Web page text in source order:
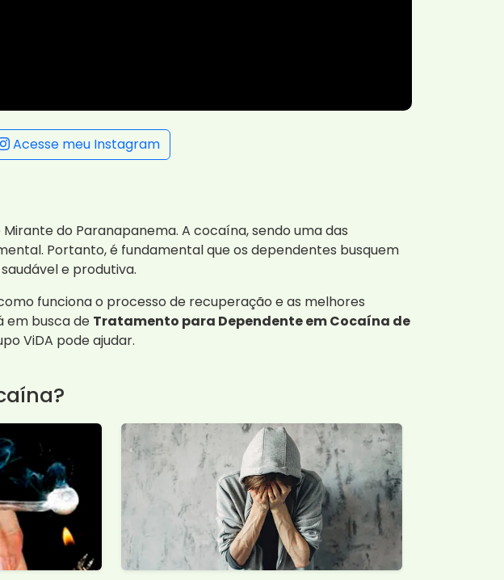
Acesse meu Instagram
do Paranapanema. A cocaína, sendo uma das
Portanto, é fundamental que os dependentes busquem
e produtiva.
funciona o processo de recuperação e as melhores
em busca de Tratamento para Dependente em Cocaína de
ViDA pode ajudar.